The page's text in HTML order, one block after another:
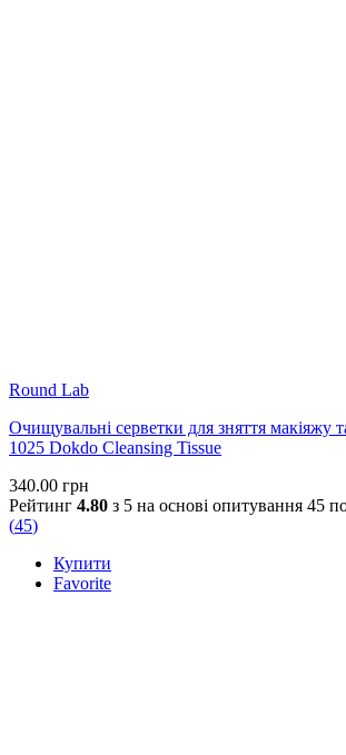
Round Lab
Очищувальні серветки для зняття
1025 Dokdo Cleansing Tissue
340.00 грн
Рейтинг 4.80 з 5 на основі опитування 45
(45)
Купити
Favorite